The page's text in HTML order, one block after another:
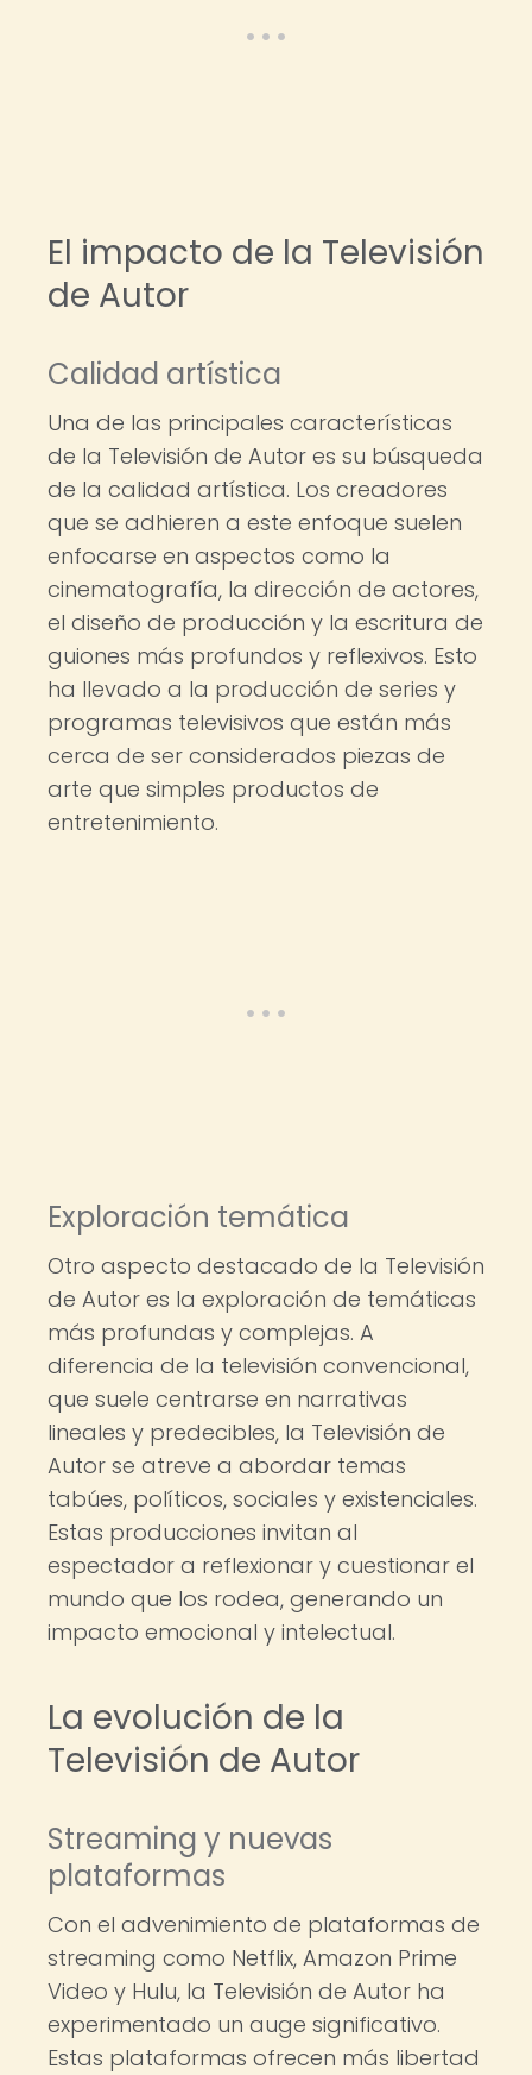
El impacto de la Televisión
de Autor
Calidad artística
Una de las principales características
de la Televisión de Autor es su búsqueda
de la calidad artística. Los creadores
que se adhieren a este enfoque suelen
enfocarse en aspectos como la
cinematografía, la dirección de actores,
el diseño de producción y la escritura de
guiones más profundos y reflexivos. Esto
ha llevado a la producción de series y
programas televisivos que están más
cerca de ser considerados piezas de
arte que simples productos de
entretenimiento.
Exploración temática
Otro aspecto destacado de la Televisión
de Autor es la exploración de temáticas
más profundas y complejas. A
diferencia de la televisión convencional,
que suele centrarse en narrativas
lineales y predecibles, la Televisión de
Autor se atreve a abordar temas
tabúes, políticos, sociales y existenciales.
Estas producciones invitan al
espectador a reflexionar y cuestionar el
mundo que los rodea, generando un
impacto emocional y intelectual.
La evolución de la
Televisión de Autor
Streaming y nuevas
plataformas
Con el advenimiento de plataformas de
streaming como Netflix, Amazon Prime
Video y Hulu, la Televisión de Autor ha
experimentado un auge significativo.
Estas plataformas ofrecen más libertad